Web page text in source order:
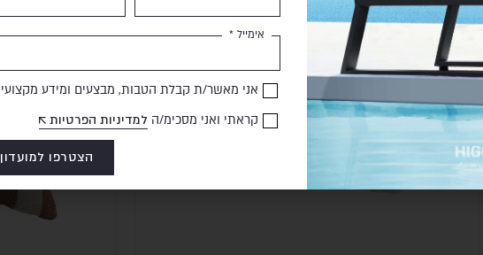
אימייל *
אני מאשר/ת קבלת הטבות, מבצעים ומידע מקצועי
קראתי ואני מסכימ/ה למדיניות הפרטיות
הצטרפו למועדון